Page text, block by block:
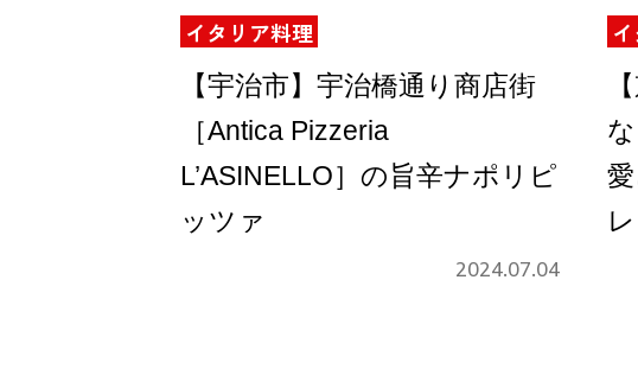
イタリア料理
【宇治市】宇治橋通り商店街
［Antica Pizzeria
L’ASINELLO］の旨辛ナポリピ
ッツァ
2024.07.04